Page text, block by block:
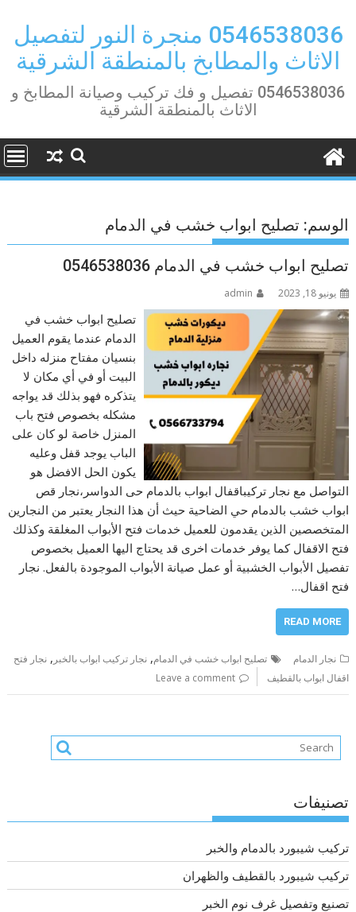
content
0546538036 منجرة النور لتفصيل
الاثاث والمطابخ بالمنطقة الشرقية
0546538036 تفصيل و فك تركيب وصيانة المطابخ و
الاثاث بالمنطقة الشرقية
الوسم: تصليح ابواب خشب في الدمام
تصليح ابواب خشب في الدمام 0546538036
يونيو 18, 2023 admin
تصليح ابواب خشب في
الدمام عندما يقوم العميل
بنسيان مفتاح منزله داخل
البيت أو في أي مكان لا
يتذكره فهو بذلك قد يواجه
مشكله بخصوص فتح باب
المنزل خاصة لو كان على
الباب يوجد قفل وعليه
يكون الحل الافضل هو
التواصل مع نجار تركيباقفال ابواب بالدمام حى الدواسر،نجار قص
ابواب خشب بالدمام حي الضاحية حيث أن هذا النجار يعتبر من النجارين
المتخصصين الذين يقدمون للعميل خدمات فتح الأبواب المغلقة وكذلك
فتح الاقفال كما يوفر خدمات اخرى قد يحتاج اليها العميل بخصوص
تفصيل الأبواب الخشبية أو عمل صيانة الأبواب الموجودة بالفعل. نجار
فتح اقفال…
READ MORE
نجار الدمام تصليح ابواب خشب في الدمام,نجار تركيب ابواب بالخبر ,نجار فتح
اقفال ابواب بالقطيف
Leave a comment
تصنيفات
تركيب شيبورد بالدمام والخبر
تركيب شيبورد بالقطيف والظهران
تصنيع وتفصيل غرف نوم الخبر